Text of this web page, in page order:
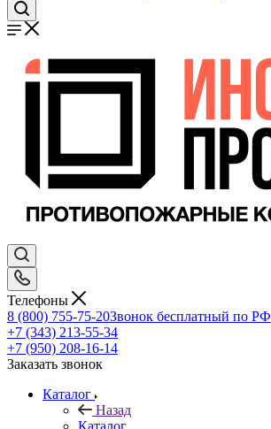
Телефоны
8 (800) 755-75-20Звонок бесплатный по РФ
+7 (343) 213-55-34
+7 (950) 208-16-14
Заказать звонок
Каталог
Назад
Каталог